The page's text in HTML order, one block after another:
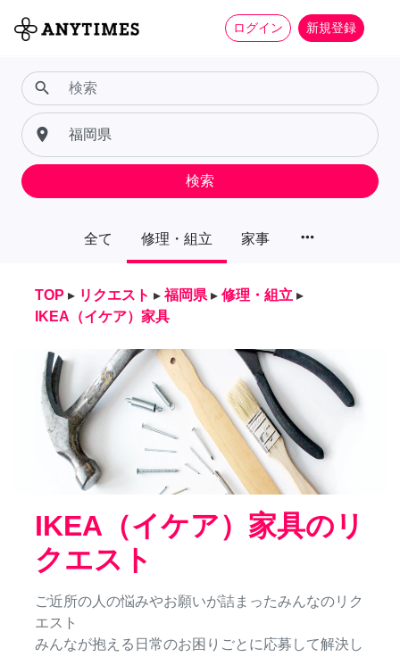
ログイン 新規登録
全て 修理・組立 家事 more_horiz
search
place
検索
TOP ▸ リクエスト ▸ 福岡県 ▸ 修理・組立 ▸
IKEA（イケア）家具
IKEA（イケア）家具のリ
クエスト
ご近所の人の悩みやお願いが詰まったみんなのリク
エスト
みんなが抱える日常のお困りごとに応募して解決し